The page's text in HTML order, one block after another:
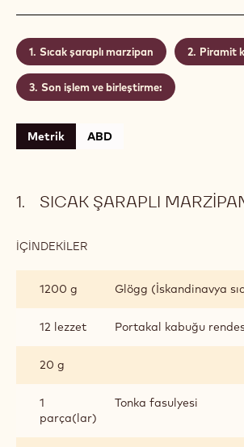
Sıcak şaraplı marzipan Piramit
Son işlem ve birleştirme:
Metrik ABD
SICAK ŞARAPLI
İÇINDEKILER
MARZIPAN
1200 g Glögg (İskandinavya
12 lezzet Portakal kabuğu
20 g
1
parça(lar)
Tonka fasulyesi